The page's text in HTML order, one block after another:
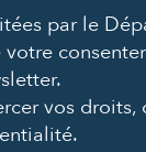
par le
votre
vos droits,
.